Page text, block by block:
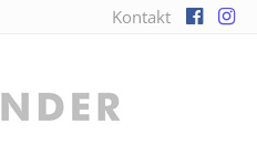
Kontakt